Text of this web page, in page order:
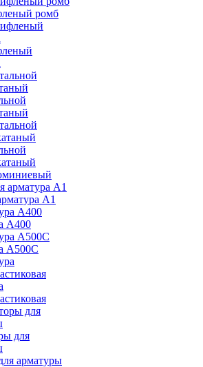
ромб
А1
А400
A500C
для
арматуры